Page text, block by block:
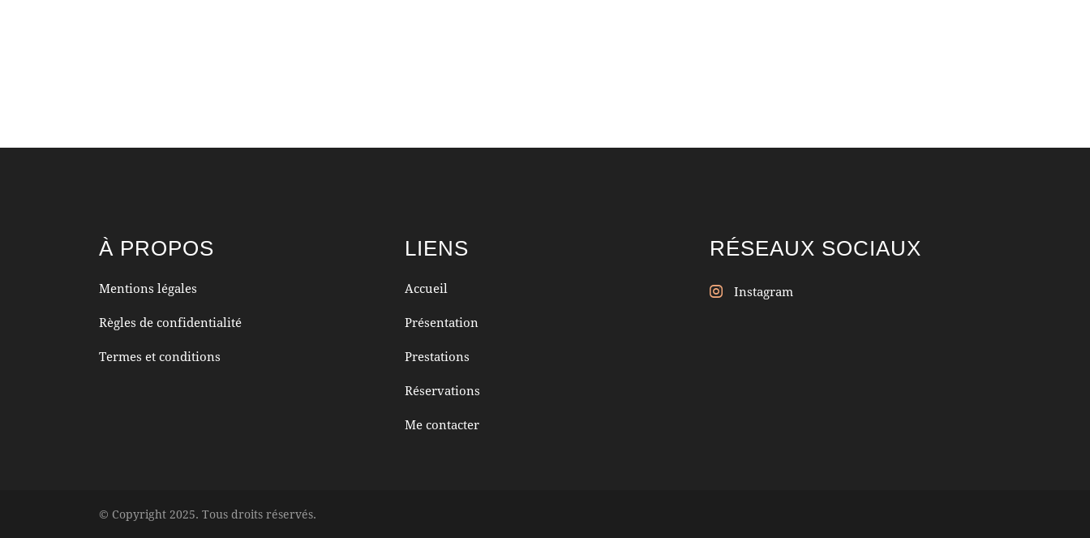
À PROPOS
Mentions légales
Règles de confidentialité
Termes et conditions
LIENS
Accueil
Présentation
Prestations
Réservations
Me contacter
RÉSEAUX SOCIAUX
Instagram
© Copyright 2025. Tous droits réservés.